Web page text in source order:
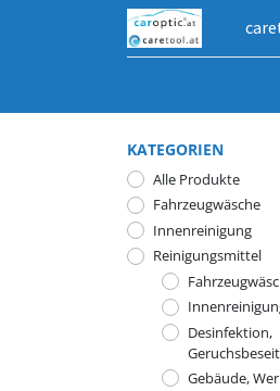
KATEGORIEN
Alle Produkte
Fahrzeugwäsche
Innenreinigung
Reinigungsmittel
Desinfektion,
Gebäude,